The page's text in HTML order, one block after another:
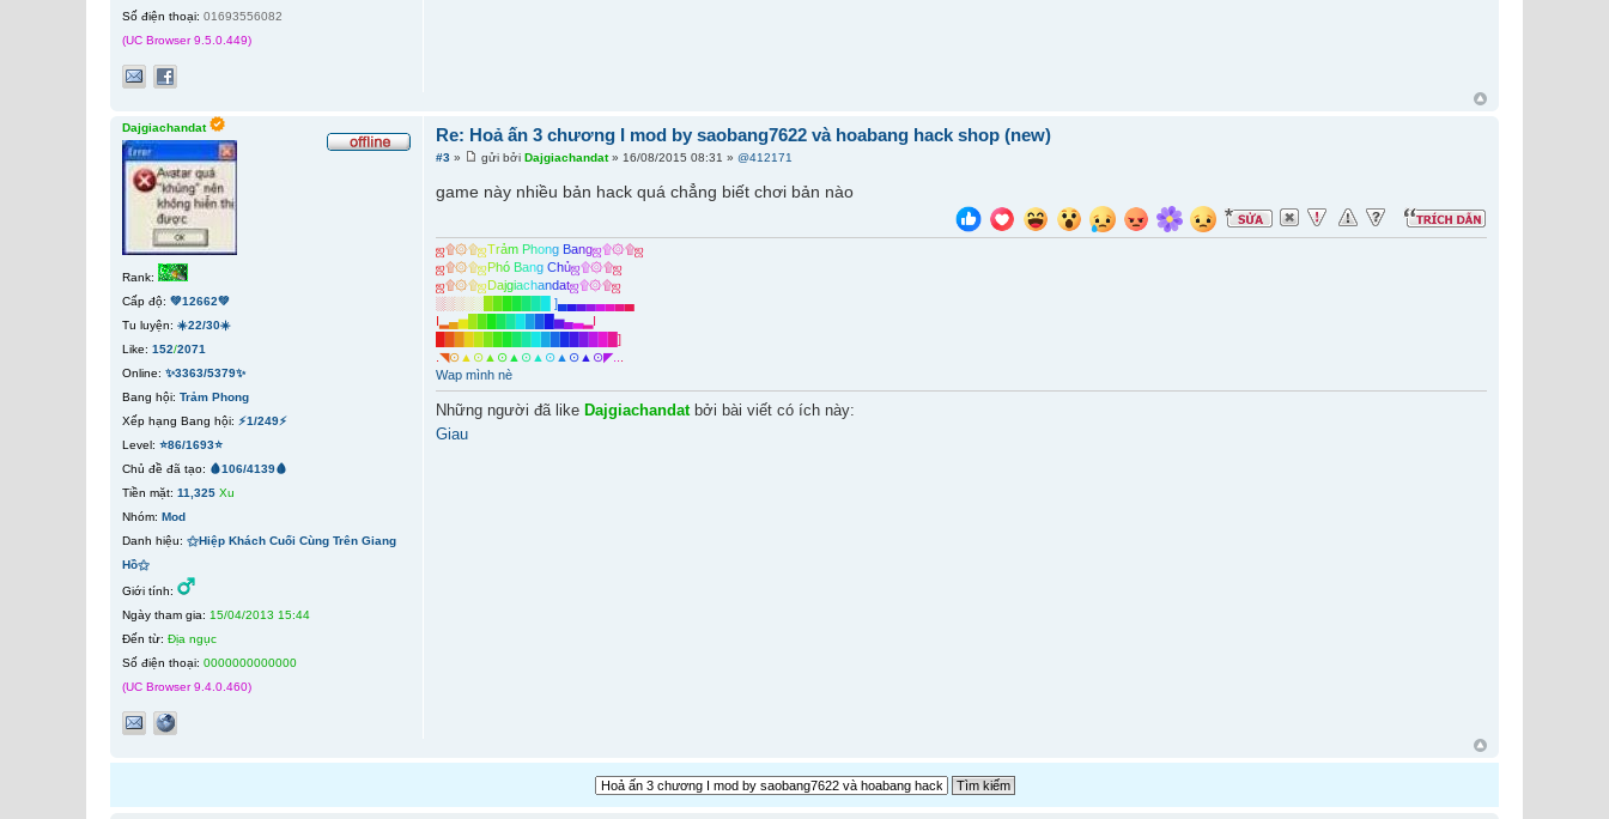
Số điện thoại: 01693556082
(UC Browser 9.5.0.449)
Re: Hoả ấn 3 chương I mod by saobang7622 và hoabang hack shop (new)
#3 » gửi bởiDajgiachandat» 16/08/2015 08:31 »@412171
game này nhiều bản hack quá chẳng biết chơi bản nào
ஜ۩۞۩ஜTrảm Phong Bangஜ۩۞۩ஜ
ஜ۩۞۩ஜPhó Bang Chủஜ۩۞۩ஜ
ஜ۩۞۩ஜDajgiachandatஜ۩۞۩ஜ
░░░░░ ]▄▄▄▄▄▄▄▄
I▂▄▅ █▅▄▃▂I
█]
.◥⊙▲ ⊙▲ ⊙▲ ⊙▲ ⊙▲ ⊙▲ ⊙◤...
Wap mình nè
Những người đã like Dajgiachandatbởi bài viết có ích này:
Giau
Dajgiachandat
Rank:
Cấp độ: 💚12662💚
Tu luyện: ☀️22/30☀️
Like: 152/2071
Online: ✨3363/5379✨
Bang hội: Trảm Phong
Xếp hạng Bang hội: ⚡1/249⚡
Level: ⭐86/1693⭐
Chủ đề đã tạo: 🩸106/4139🩸
Tiền mặt: 11,325 Xu
Nhóm: Mod
Danh hiệu: ⚝Hiệp Khách Cuối Cùng Trên Giang
Hồ⚝
Giới tính:
Ngày tham gia: 15/04/2013 15:44
Đến từ: Địa ngục
Số điện thoại: 0000000000000
(UC Browser 9.4.0.460)